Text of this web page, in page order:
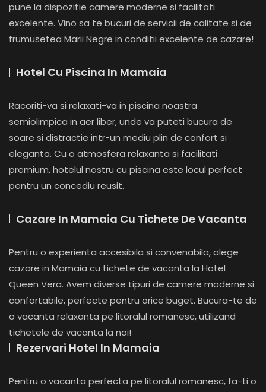
pune la dispozitie camere moderne si facilitati
excelente. Vino sa te bucuri de servicii de calitate si de
frumusetea Marii Negre in conditii excelente de cazare!
Hotel Cu Piscina In Mamaia
Racoriti-va si relaxati-va in piscina noastra
semiolimpica in aer liber, unde va puteti bucura de
soare si distractie intr-un mediu plin de confort si
eleganta. Cu o atmosfera relaxanta si facilitati
premium, hotelul nostru cu piscina este locul perfect
pentru un concediu reusit.
Cazare In Mamaia Cu Tichete De Vacanta
Pentru o experienta accesibila si convenabila, alege
cazare in Mamaia cu tichete de vacanta la Hotel
Queen Vera. Avem diverse tipuri de camere moderne si
confortabile, perfecte pentru orice buget. Bucura-te de
o vacanta relaxanta pe litoralul romanesc, utilizand
tichetele de vacanta la noi!
Rezervari Hotel In Mamaia
Pentru o vacanta perfecta pe litoralul romanesc, fa-ti o